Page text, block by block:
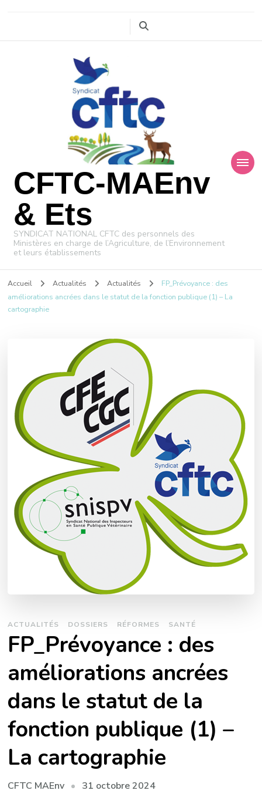
CFTC-MAEnv
& Ets
SYNDICAT NATIONAL CFTC des personnels des
Ministères en charge de l’Agriculture, de l’Environnement
et leurs établissements
Accueil Actualités Actualités
FP_Prévoyance : des
améliorations ancrées dans le statut de la fonction publique (1) – La
cartographie
ACTUALITÉS DOSSIERS RÉFORMES SANTÉ
FP_Prévoyance : des
améliorations ancrées
dans le statut de la
fonction publique (1) –
La cartographie
CFTC MAEnv 31 octobre 2024